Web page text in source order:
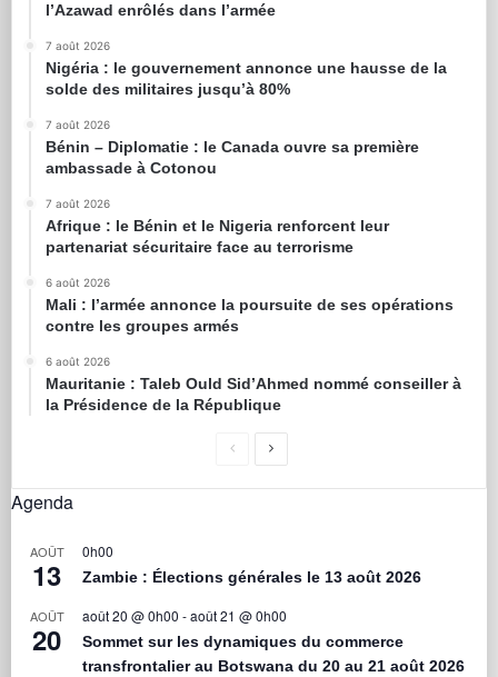
l’Azawad enrôlés dans l’armée
7 août 2026
Nigéria : le gouvernement annonce une hausse de la
solde des militaires jusqu’à 80%
7 août 2026
Bénin – Diplomatie : le Canada ouvre sa première
ambassade à Cotonou
7 août 2026
Afrique : le Bénin et le Nigeria renforcent leur
partenariat sécuritaire face au terrorisme
6 août 2026
Mali : l’armée annonce la poursuite de ses opérations
contre les groupes armés
6 août 2026
Mauritanie : Taleb Ould Sid’Ahmed nommé conseiller à
la Présidence de la République
Agenda
AOÛT
13
0h00
Zambie : Élections générales le 13 août 2026
AOÛT
20
août 20 @ 0h00 -août 21 @ 0h00
Sommet sur les dynamiques du commerce
transfrontalier au Botswana du 20 au 21 août 2026